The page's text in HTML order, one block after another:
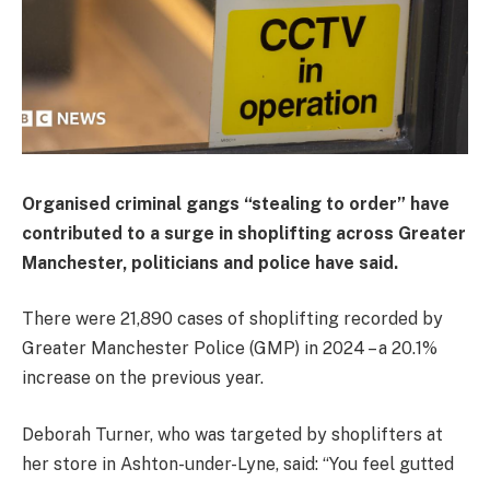
Organised criminal gangs “stealing to order” have
contributed to a surge in shoplifting across Greater
Manchester, politicians and police have said.
There were 21,890 cases of shoplifting recorded by
Greater Manchester Police (GMP) in 2024 – a 20.1%
increase on the previous year.
Deborah Turner, who was targeted by shoplifters at
her store in Ashton-under-Lyne, said: “You feel gutted